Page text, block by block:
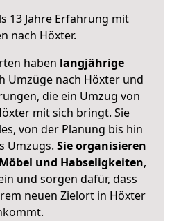
13 Jahre Erfahrung mit
nach Höxter.
haben langjährige
Umzüge nach Höxter und
die ein Umzug von
mit sich bringt. Sie
von der Planung bis hin
Umzugs. Sie organisieren
und Habseligkeiten,
und sorgen dafür, dass
neuen Zielort in Höxter